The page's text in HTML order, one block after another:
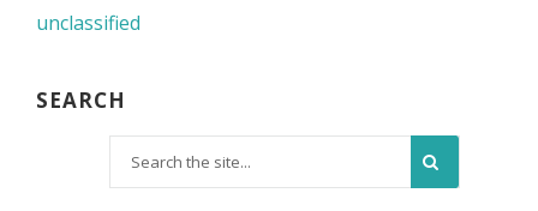
unclassified
SEARCH